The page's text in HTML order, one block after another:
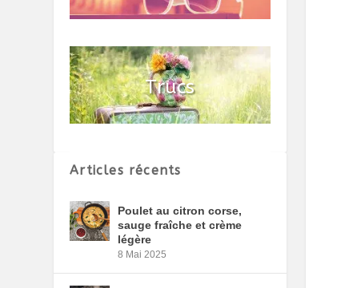
Articles récents
Poulet au citron corse,
sauge fraîche et crème
légère
8 Mai 2025